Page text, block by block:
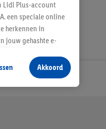
Lidl Plus-account
een speciale online
herkennen in
jouw gehashte e-
producten waarin je
te plaatsen
jouw gehashte e-
kunnen worden
Akkoord